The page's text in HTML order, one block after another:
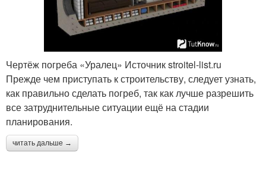
Чертёж погреба «Уралец» Источник stroitel-list.ru
Прежде чем приступать к строительству, следует узнать,
как правильно сделать погреб, так как лучше разрешить
все затруднительные ситуации ещё на стадии
планирования.
читать дальше →